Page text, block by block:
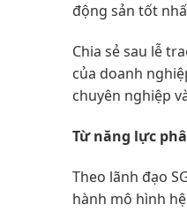
động sản tốt
Chia sẻ sau lễ
của doanh
chuyên nghiệp
Từ năng lực
Theo lãnh đạo
hành mô hình